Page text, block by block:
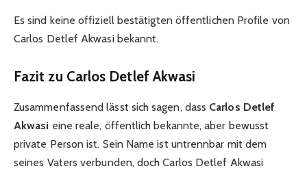
Es sind keine offiziell bestätigten öffentlichen Profile von
Carlos Detlef Akwasi bekannt.
Fazit zu Carlos Detlef Akwasi
Zusammenfassend lässt sich sagen, dass Carlos Detlef
Akwasi eine reale, öffentlich bekannte, aber bewusst
private Person ist. Sein Name ist untrennbar mit dem
seines Vaters verbunden, doch Carlos Detlef Akwasi